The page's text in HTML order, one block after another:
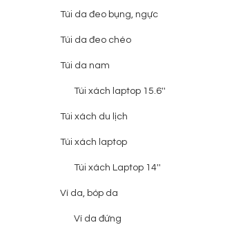
Túi da đeo bụng, ngực
Túi da đeo chéo
Túi da nam
Túi xách laptop 15.6''
Túi xách du lịch
Túi xách laptop
Túi xách Laptop 14''
Ví da, bóp da
Ví da đứng